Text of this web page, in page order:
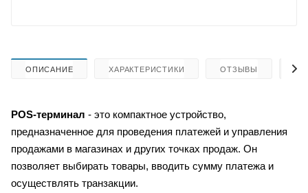
ОПИСАНИЕ ХАРАКТЕРИСТИКИ ОТЗЫВЫ
POS-терминал - это компактное устройство,
предназначенное для проведения платежей и управления
продажами в магазинах и других точках продаж. Он
позволяет выбирать товары, вводить сумму платежа и
осуществлять транзакции.